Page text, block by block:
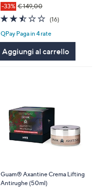
-33% € 149,00
2.4
of
5
Stars
(16)16
QPay Paga in 4 rate
Aggiungi al carrello
Guam® Axantine Crema Lifting
Antirughe (50ml)